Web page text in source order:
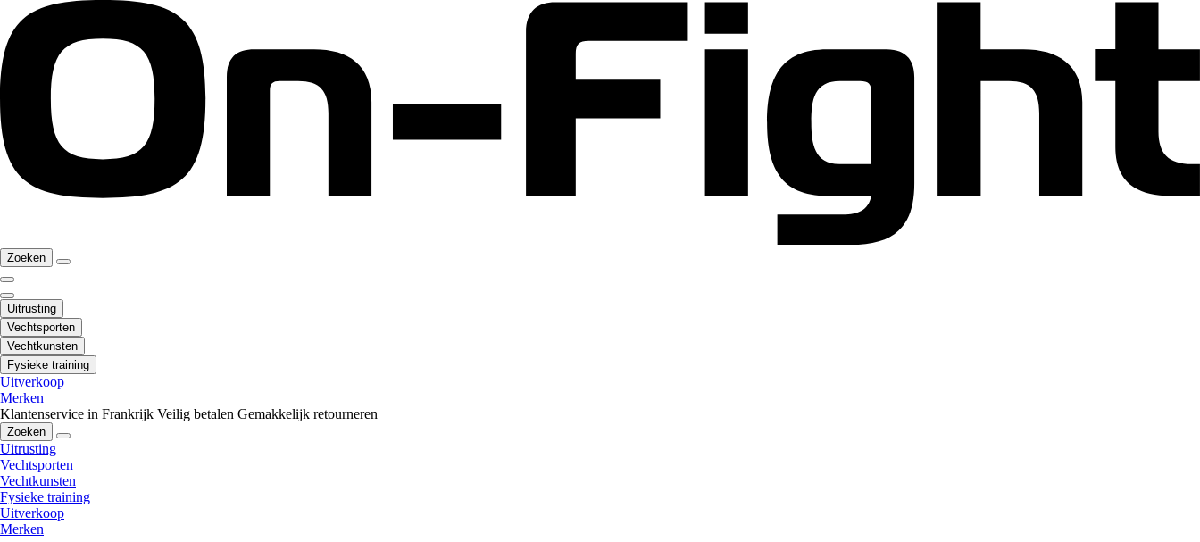
Zoeken
Uitrusting
Vechtsporten
Vechtkunsten
Fysieke training
Uitverkoop
Merken
Klantenservice in Frankrijk Veilig betalen Gemakkelijk retourneren
Zoeken
Uitrusting
Vechtsporten
Vechtkunsten
Fysieke training
Uitverkoop
Merken